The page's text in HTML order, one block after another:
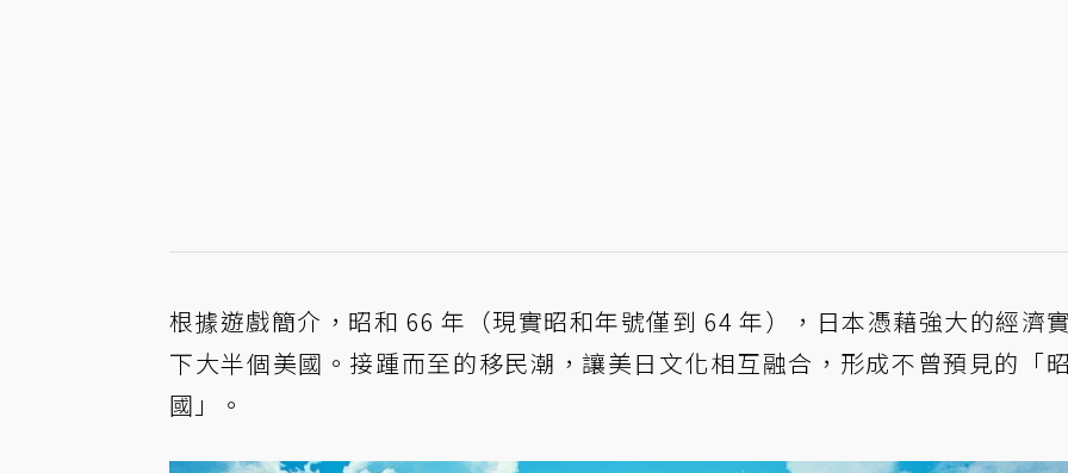
根據遊戲簡介，昭和 66 年（現實昭和年號僅到 64 年），日本憑藉強大的經濟
下大半個美國。接踵而至的移民潮，讓美日文化相互融合，形成不曾預見的「
國」。